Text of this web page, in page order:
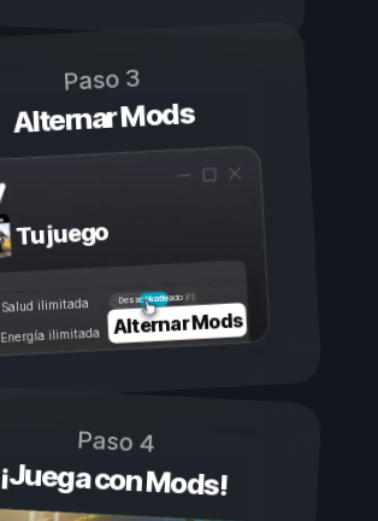
Paso 3
Alternar Mods
Tu juego
Activado
Desactivado
Salud ilimitada
Energía ilimitada Alternar Mods
Paso 4
¡Juega con Mods!